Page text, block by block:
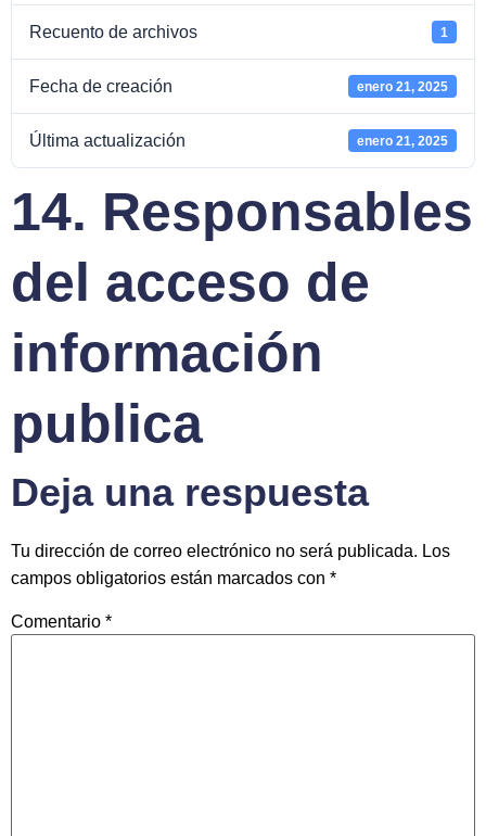
Recuento de archivos 1
Fecha de creación enero 21, 2025
Última actualización enero 21, 2025
14. Responsables
del acceso de
información
publica
Deja una respuesta
Tu dirección de correo electrónico no será publicada. Los
campos obligatorios están marcados con *
Comentario *